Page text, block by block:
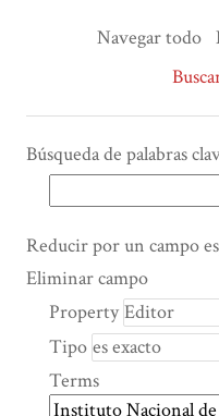
Navegar todo
Búsqueda de palabras
Number
rows
"Reducir
por
Reducir por un campo
Search Property
Tipo de búsqueda
Términos de búsqueda
Ensamblador de
Eliminar campo
Property
Tipo
Terms